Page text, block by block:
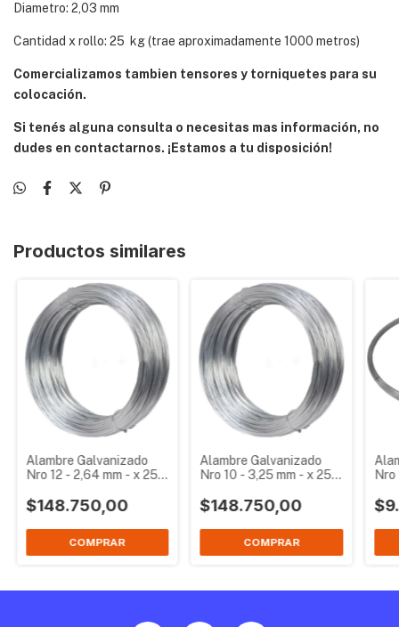
Diametro: 2,03 mm
Cantidad x rollo: 25 kg (trae aproximadamente 1000 metros)
Comercializamos tambien tensores y torniquetes para su
colocación.
Si tenés alguna consulta o necesitas mas información, no
dudes en contactarnos. ¡Estamos a tu disposición!
Productos similares
Alambre Galvanizado
Nro 12 - 2,64 mm - x 25
$148.750,00
Alambre Galvanizado
Nro 10 - 3,25 mm - x 25
$148.750,00
Nro